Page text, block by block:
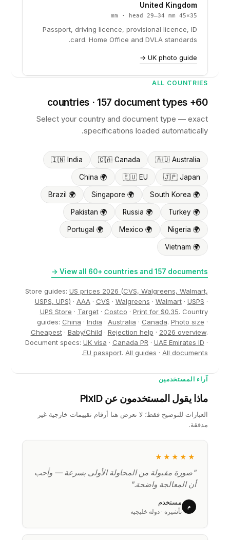
United Kingdom
35×45 mm · head 29–34 mm
Passport, driving licence, provisional licence, ID
card. Home Office and DVLA standards.
UK photo guide →
ALL COUNTRIES
60+ countries · 157 document types
Select your country and document type — exact
specifications loaded automatically.
🇦🇺 Australia
🇨🇦 Canada
🇮🇳 India
🇯🇵 Japan
🇪🇺 EU
🌍 China
🌍 South Korea
🌍 Singapore
🌍 Brazil
🌍 Turkey
🌍 Russia
🌍 Pakistan
🌍 Nigeria
🌍 Mexico
🌍 Portugal
🌍 Vietnam
View all 60+ countries and 157 documents →
Store guides:US prices 2026 (CVS, Walgreens, Walmart,
USPS, UPS) ·AAA ·CVS ·Walgreens ·Walmart ·USPS
UPS Store ·Target ·Costco ·Print for $0.35. Country
guides:China ·India ·Australia ·Canada.Photo size
Cheapest ·Baby/Child ·Rejection help ·2026 overview
Document specs:UK visa ·Canada PR ·UAE Emirates ID
EU passport.All guides ·All documents
.
آراء المستخدمين
ماذا يقول المستخدمون عن PixID
العبارات للتوضيح فقط؛ لا نعرض هنا أرقام تقييمات خارجية غير
مدققة.
★★★★★
"صورة مقبولة من المحاولة الأولى بسرعة — وأحب
أن المعالجة واضحة."
مستخدم
تأشيرة · دولة خليجية